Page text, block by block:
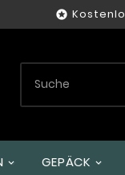

GEPÄCK